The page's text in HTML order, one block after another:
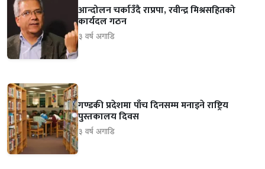
आन्दोलन चर्काउँदै राप्रपा, रवीन्द्र मिश्रसहितको
कार्यदल गठन
३ वर्ष अगाडि
गण्डकी प्रदेशमा पाँच दिनसम्म मनाइने राष्ट्रिय
पुस्तकालय दिवस
३ वर्ष अगाडि